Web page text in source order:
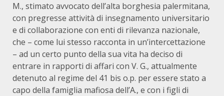
M., stimato avvocato dell’alta borghesia palermitana,
con pregresse attività di insegnamento universitario
e di collaborazione con enti di rilevanza nazionale,
che – come lui stesso racconta in un’intercettazione
– ad un certo punto della sua vita ha deciso di
entrare in rapporti di affari con V. G., attualmente
detenuto al regime del 41 bis o.p. per essere stato a
capo della famiglia mafiosa dell’A., e con i figli di